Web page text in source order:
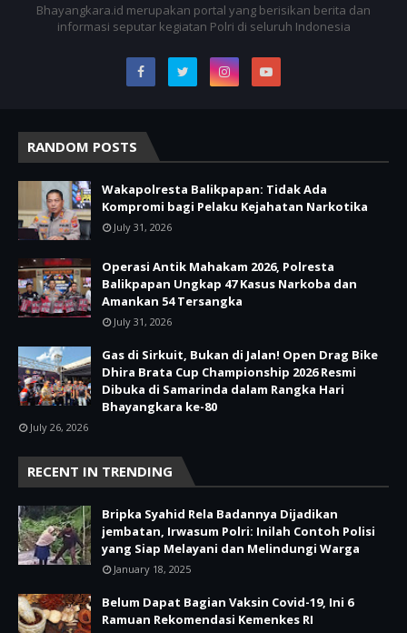
Bhayangkara.id merupakan portal yang berisikan berita dan
informasi seputar kegiatan Polri di seluruh Indonesia
RANDOM POSTS
Wakapolresta Balikpapan: Tidak Ada
Kompromi bagi Pelaku Kejahatan Narkotika
July 31, 2026
Operasi Antik Mahakam 2026, Polresta
Balikpapan Ungkap 47 Kasus Narkoba dan
Amankan 54 Tersangka
July 31, 2026
Gas di Sirkuit, Bukan di Jalan! Open Drag Bike
Dhira Brata Cup Championship 2026 Resmi
Dibuka di Samarinda dalam Rangka Hari
Bhayangkara ke-80
July 26, 2026
RECENT IN TRENDING
Bripka Syahid Rela Badannya Dijadikan
jembatan, Irwasum Polri: Inilah Contoh Polisi
yang Siap Melayani dan Melindungi Warga
January 18, 2025
Belum Dapat Bagian Vaksin Covid-19, Ini 6
Ramuan Rekomendasi Kemenkes RI